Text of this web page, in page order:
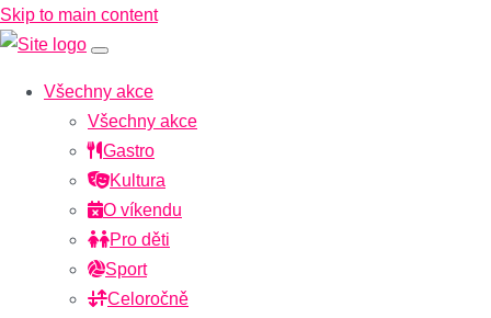
Skip to main content
Všechny akce
Všechny akce
Gastro
Kultura
O víkendu
Pro děti
Sport
Celoročně